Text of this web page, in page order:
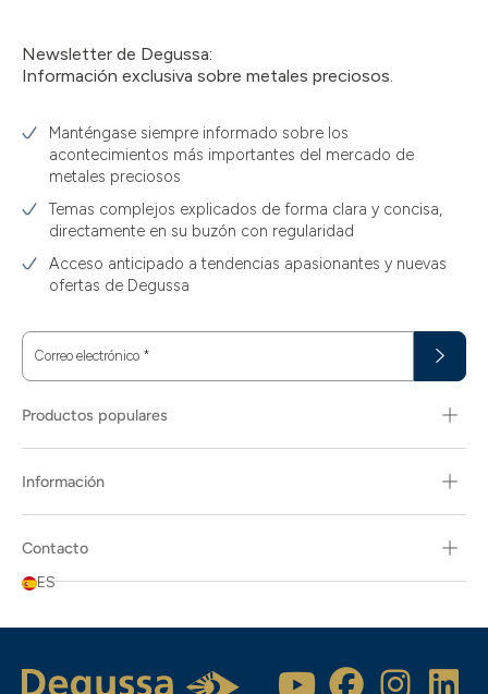
Newsletter de Degussa:
Información exclusiva sobre metales preciosos.
Manténgase siempre informado sobre los
acontecimientos más importantes del mercado de
metales preciosos
Temas complejos explicados de forma clara y concisa,
directamente en su buzón con regularidad
Acceso anticipado a tendencias apasionantes y nuevas
ofertas de Degussa
Correo electrónico *
Productos populares
Información
Contacto
ES